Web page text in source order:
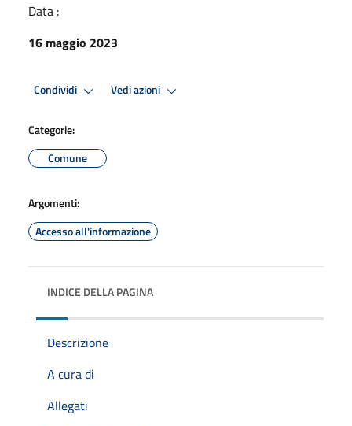
Data :
16 maggio 2023
Condividi Vedi azioni
Categorie:
Comune
Argomenti:
Accesso all'informazione
INDICE DELLA PAGINA
Descrizione
A cura di
Allegati